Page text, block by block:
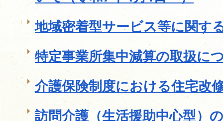
地域密着型サービス等に関す
特定事業所集中減算の取扱に
介護保険制度における住宅改
訪問介護（生活援助中心型）